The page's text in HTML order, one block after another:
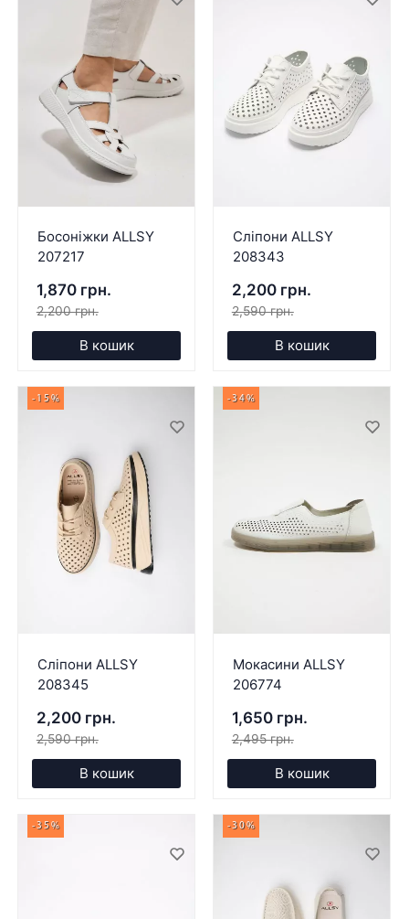
Босоніжки ALLSY
207217
1,870 грн.
2,200 грн.
В кошик
Сліпони ALLSY
208343
2,200 грн.
2,590 грн.
В кошик
-15%
Сліпони ALLSY
208345
2,200 грн.
2,590 грн.
В кошик
-34%
Мокасини ALLSY
206774
1,650 грн.
2,495 грн.
В кошик
-35% -30%